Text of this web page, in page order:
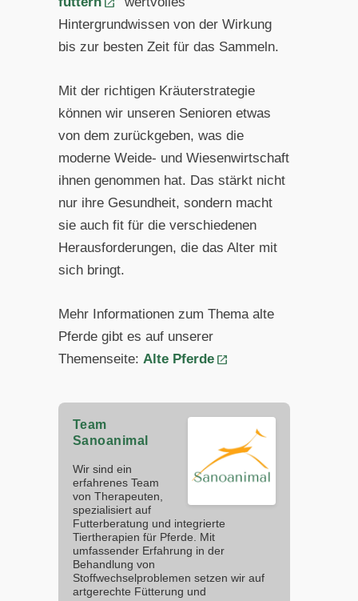
Hintergrundwissen von der Wirkung
bis zur besten Zeit für das Sammeln.
Mit der richtigen Kräuterstrategie
können wir unseren Senioren etwas
von dem zurückgeben, was die
moderne Weide- und Wiesenwirtschaft
ihnen genommen hat. Das stärkt nicht
nur ihre Gesundheit, sondern macht
sie auch fit für die verschiedenen
Herausforderungen, die das Alter mit
sich bringt.
Mehr Informationen zum Thema alte
Pferde gibt es auf unserer
Themenseite: Alte Pferde
Team
Sanoanimal
Wir sind ein
erfahrenes Team
von Therapeuten,
spezialisiert auf
Futterberatung und integrierte
Tiertherapien für Pferde. Mit
umfassender Erfahrung in der
Behandlung von
Stoffwechselproblemen setzen wir auf
artgerechte Fütterung und